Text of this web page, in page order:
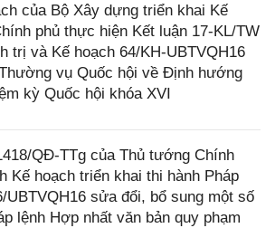
của Bộ Xây dựng triển khai Kế
phủ thực hiện Kết luận 17-KL/TW
trị và Kế hoạch 64/KH-UBTVQH16
vụ Quốc hội về Định hướng
kỳ Quốc hội khóa XVI
QĐ-TTg của Thủ tướng Chính
Kế hoạch triển khai thi hành Pháp
UBTVQH16 sửa đổi, bổ sung một số
lệnh Hợp nhất văn bản quy phạm